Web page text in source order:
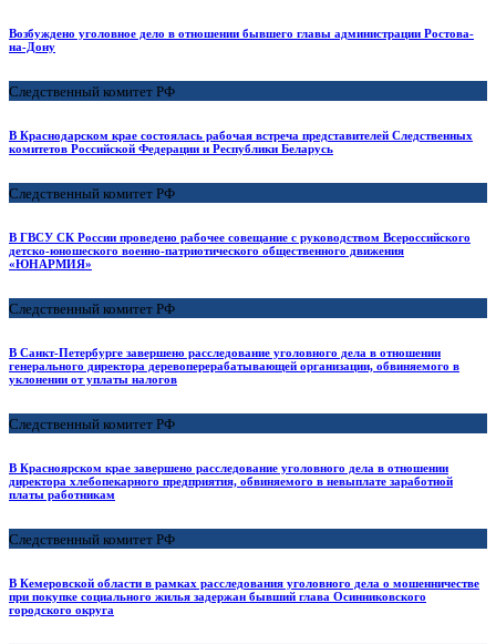
Возбуждено уголовное дело в отношении бывшего главы администрации Ростова-
на-Дону
Следственный комитет РФ
В Краснодарском крае состоялась рабочая встреча представителей Следственных
комитетов Российской Федерации и Республики Беларусь
Следственный комитет РФ
В ГВСУ СК России проведено рабочее совещание с руководством Всероссийского
детско-юношеского военно-патриотического общественного движения
«ЮНАРМИЯ»
Следственный комитет РФ
В Санкт-Петербурге завершено расследование уголовного дела в отношении
генерального директора деревоперерабатывающей организации, обвиняемого в
уклонении от уплаты налогов
Следственный комитет РФ
В Красноярском крае завершено расследование уголовного дела в отношении
директора хлебопекарного предприятия, обвиняемого в невыплате заработной
платы работникам
Следственный комитет РФ
В Кемеровской области в рамках расследования уголовного дела о мошенничестве
при покупке социального жилья задержан бывший глава Осинниковского
городского округа